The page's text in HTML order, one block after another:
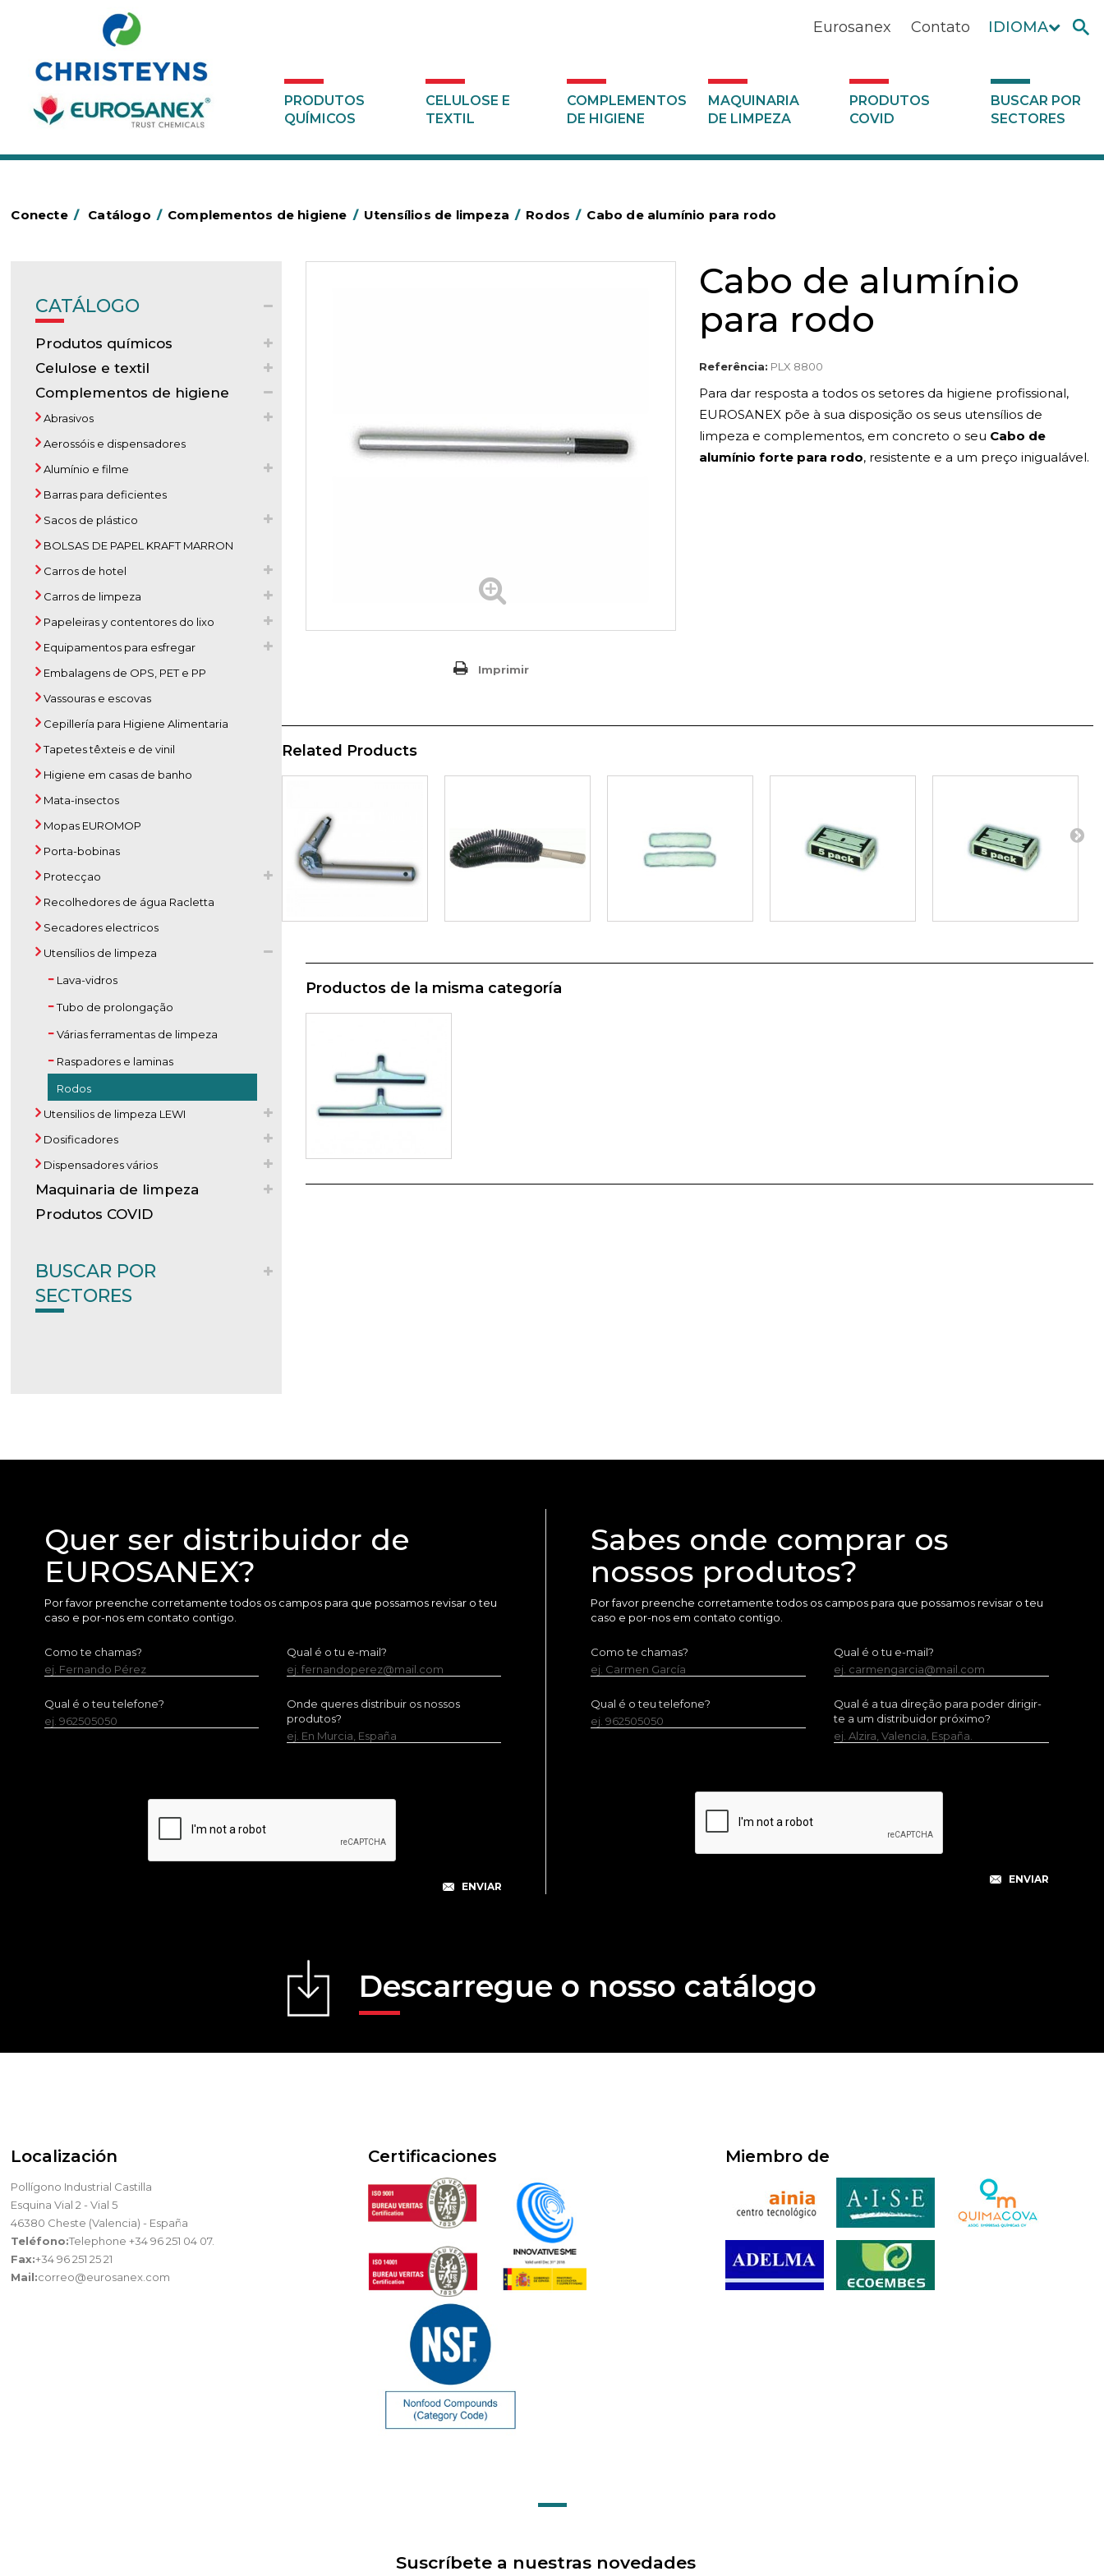
IDIOMA
Contato
Eurosanex
PRODUTOS
QUÍMICOS
CELULOSE E
TEXTIL
COMPLEMENTOS
DE HIGIENE
MAQUINARIA
DE LIMPEZA
PRODUTOS
COVID
BUSCAR POR
SECTORES
Conecte / Catálogo / Complementos de higiene / Utensílios de limpeza / Rodos / Cabo de alumínio para rodo
CATÁLOGO
Produtos químicos
Celulose e textil
Complementos de higiene
Abrasivos
Aerossóis e dispensadores
Alumínio e filme
Barras para deficientes
Sacos de plástico
BOLSAS DE PAPEL KRAFT MARRON
Carros de hotel
Carros de limpeza
Papeleiras y contentores do lixo
Equipamentos para esfregar
Embalagens de OPS, PET e PP
Vassouras e escovas
Cepillería para Higiene Alimentaria
Tapetes têxteis e de vinil
Higiene em casas de banho
Mata-insectos
Mopas EUROMOP
Porta-bobinas
Protecçao
Recolhedores de água Racletta
Secadores electricos
Utensílios de limpeza
Lava-vidros
Tubo de prolongação
Várias ferramentas de limpeza
Raspadores e laminas
Rodos
Utensilios de limpeza LEWI
Dosificadores
Dispensadores vários
Maquinaria de limpeza
Produtos COVID
BUSCAR POR
SECTORES
Imprimir
Cabo de alumínio
para rodo
Referência: PLX 8800
Para dar resposta a todos os setores da higiene profissional,
EUROSANEX põe à sua disposição os seus utensílios de
limpeza e complementos, em concreto o seu Cabo de
alumínio forte para rodo, resistente e a um preço inigualável.
Related Products
Productos de la misma categoría
Quer ser distribuidor de
EUROSANEX?
Por favor preenche corretamente todos os campos para que possamos revisar o teu
caso e por-nos em contato contigo.
Como te chamas?
ej. Fernando Pérez
Qual é o tu e-mail?
ej. fernandoperez@mail.com
Qual é o teu telefone?
ej. 962505050
Onde queres distribuir os nossos
produtos?
ej. En Murcia, España
Sabes onde comprar os
nossos produtos?
Por favor preenche corretamente todos os campos para que possamos revisar o teu
caso e por-nos em contato contigo.
Como te chamas?
ej. Carmen García
Qual é o tu e-mail?
ej. carmengarcia@mail.com
Qual é o teu telefone?
ej. 962505050
Qual é a tua direção para poder dirigir-
te a um distribuidor próximo?
ej. Alzira, Valencia, España.
Descarregue o nosso catálogo
Localización
Pollígono Industrial Castilla
Esquina Vial 2 - Vial 5
46380 Cheste (Valencia) - España
Teléfono:Telephone +34 96 251 04 07.
Fax:+34 96 251 25 21
Mail:correo@eurosanex.com
Certificaciones Miembro de
Suscríbete a nuestras novedades